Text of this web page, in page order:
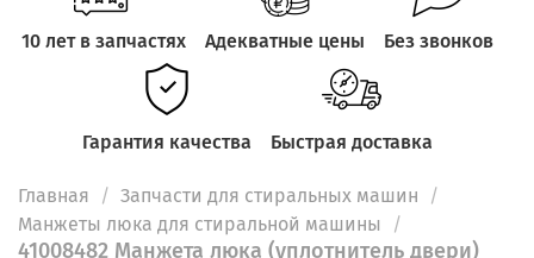
10 лет в запчастях Адекватные цены Без звонков
Гарантия качества Быстрая доставка
Главная
Запчасти для стиральных машин
Манжеты люка для стиральной машины
41008482 Манжета люка (уплотнитель двери)